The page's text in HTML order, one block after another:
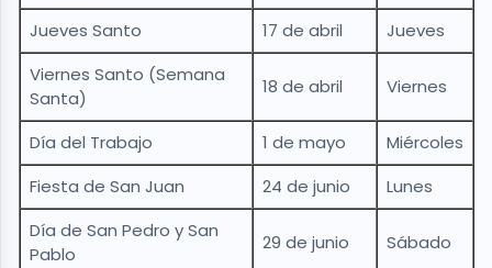
Jueves Santo 17 de abril
Jueves
Viernes Santo (Semana
Santa)
18 de abril Viernes
Día del Trabajo 1 de mayo
Miércoles
Fiesta de San Juan
24 de junio
Lunes
Día de San Pedro y San
Pablo
29 de junio Sábado